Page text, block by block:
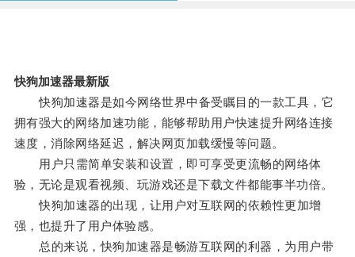
快狗加速器最新版
快狗加速器是如今网络世界中备受瞩目的一款工具，它
拥有强大的网络加速功能，能够帮助用户快速提升网络连接
速度，消除网络延迟，解决网页加载缓慢等问题。
用户只需简单安装和设置，即可享受更流畅的网络体
验，无论是观看视频、玩游戏还是下载文件都能事半功倍。
快狗加速器的出现，让用户对互联网的依赖性更加增
强，也提升了用户体验感。
总的来说，快狗加速器是畅游互联网的利器，为用户带